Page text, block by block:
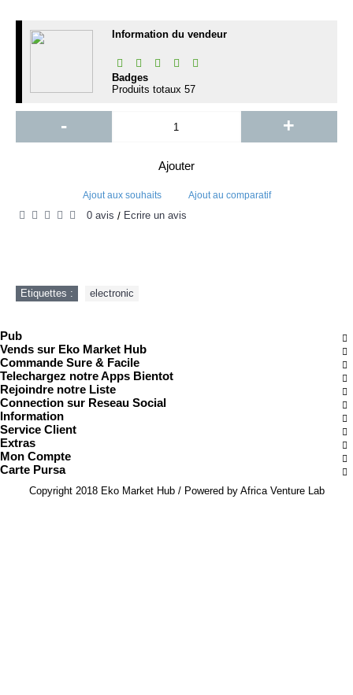
Information du vendeur
Badges
Produits totaux 57
- +
Ajouter
Ajout aux souhaits Ajout au comparatif
0 avis / Écrire un avis
Etiquettes : electronic
Pub
Vends sur Eko Market Hub
Commande Sure & Facile
Telechargez notre Apps Bientot
Rejoindre notre Liste
Connection sur Reseau Social
Information
Service Client
Extras
Mon Compte
Carte Pursa
Copyright 2018 Eko Market Hub / Powered by Africa Venture Lab